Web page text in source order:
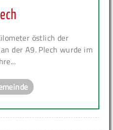
östlich der
der A9. Plech wurde im